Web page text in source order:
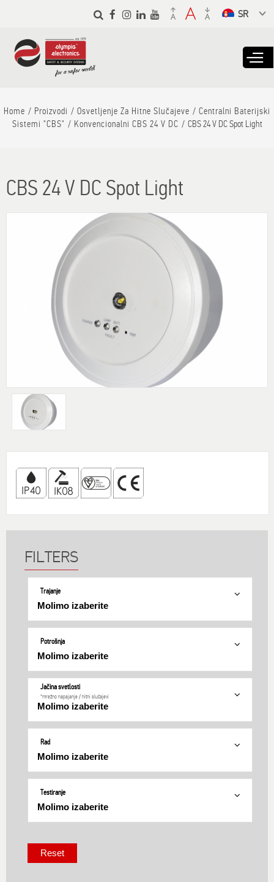
Skip to
main
from the
dropdown to
translate
Home Proizvodi Osvetljenje Za Hitne Slučajeve
Centralni Baterijski
Sistemi "CBS"
Konvencionalni CBS 24 V DC CBS 24 V DC Spot Light
CBS 24 V DC Spot Light
Trajanje
Potrošnja
Jačina svetlosti
*mrežno napajanje / hitni slučajevi
Rad
Testiranje